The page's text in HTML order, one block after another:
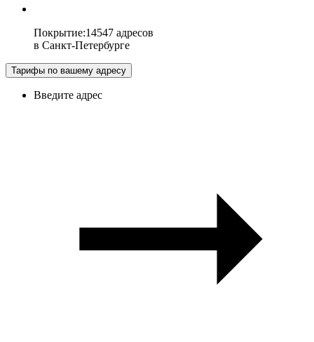
Покрытие:14547 адресов
в Санкт-Петербурге
Тарифы по вашему адресу
Введите адрес